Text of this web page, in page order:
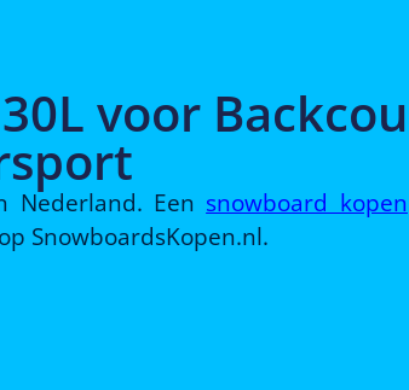
voor
Nederland. Een snowboard kopen
SnowboardsKopen.nl.